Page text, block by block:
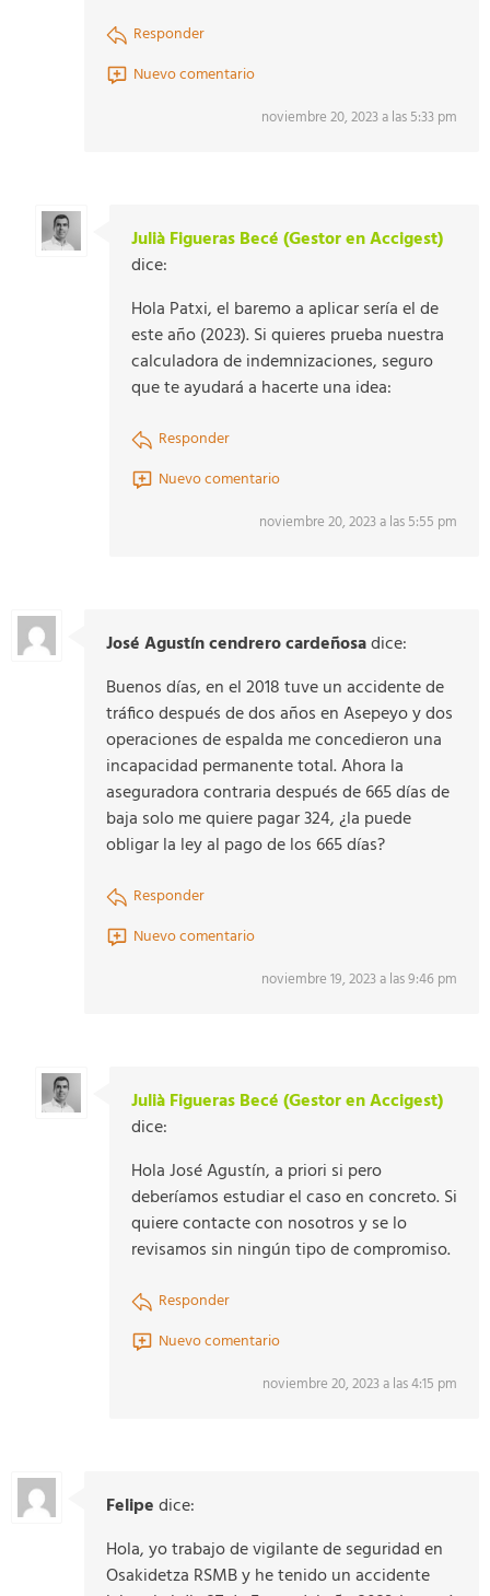
Responder
Nuevo comentario
noviembre 20, 2023 a las 5:33 pm
Julià Figueras Becé (Gestor en Accigest)
dice:
Hola Patxi, el baremo a aplicar sería el de
este año (2023). Si quieres prueba nuestra
calculadora de indemnizaciones, seguro
que te ayudará a hacerte una idea:
Responder
Nuevo comentario
noviembre 20, 2023 a las 5:55 pm
José Agustín cendrero cardeñosadice:
Buenos días, en el 2018 tuve un accidente de
tráfico después de dos años en Asepeyo y dos
operaciones de espalda me concedieron una
incapacidad permanente total. Ahora la
aseguradora contraria después de 665 días de
baja solo me quiere pagar 324, ¿la puede
obligar la ley al pago de los 665 días?
Responder
Nuevo comentario
noviembre 19, 2023 a las 9:46 pm
Julià Figueras Becé (Gestor en Accigest)
dice:
Hola José Agustín, a priori si pero
deberíamos estudiar el caso en concreto. Si
quiere contacte con nosotros y se lo
revisamos sin ningún tipo de compromiso.
Responder
Nuevo comentario
noviembre 20, 2023 a las 4:15 pm
Felipe dice:
Hola, yo trabajo de vigilante de seguridad en
Osakidetza RSMB y he tenido un accidente